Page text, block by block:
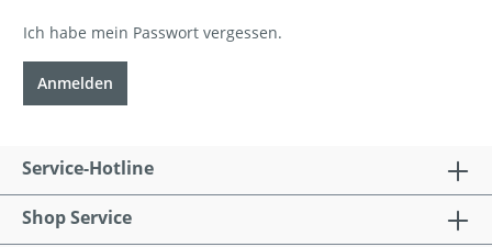
Ich habe mein Passwort vergessen.
Anmelden
Service-Hotline
Shop Service